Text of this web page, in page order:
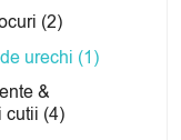
(2)
urechi (1)
&
cutii (4)